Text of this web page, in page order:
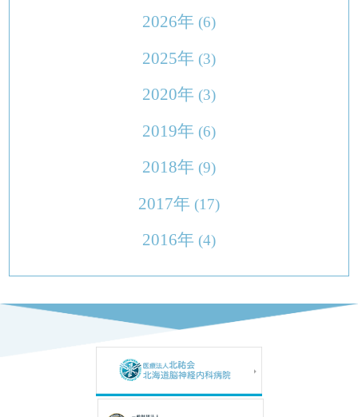
2026年 (6)
2025年 (3)
2020年 (3)
2019年 (6)
2018年 (9)
2017年 (17)
2016年 (4)